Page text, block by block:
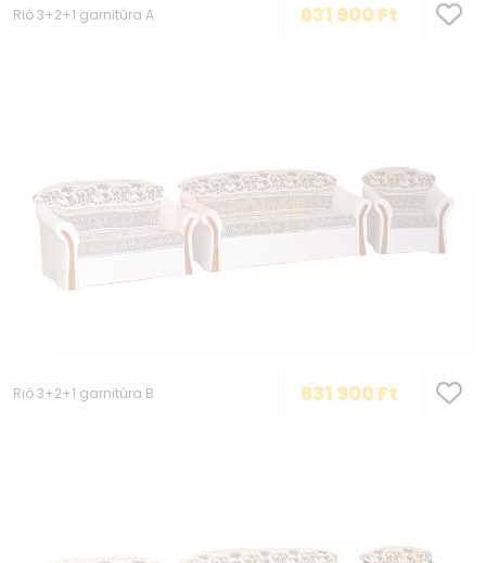
Rió 3+2+1 garnitúra A 631 900Ft
Rió 3+2+1 garnitúra B 631 900Ft